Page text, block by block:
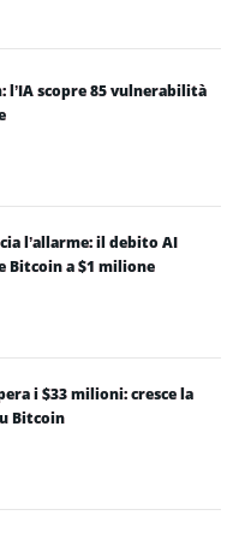
l’IA scopre 85 vulnerabilità
l’allarme: il debito AI
Bitcoin a $1 milione
i $33 milioni: cresce la
Bitcoin